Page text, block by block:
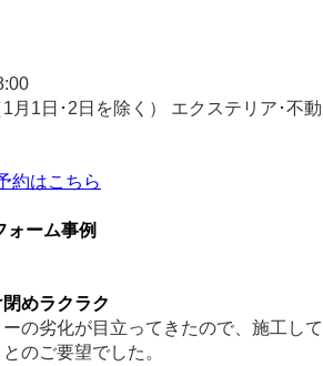
月1日･2日を除く） エクステリア･不動
約はこちら
ォーム事例
めラクラク
ーの劣化が目立ってきたので、施工して
のご要望でした。